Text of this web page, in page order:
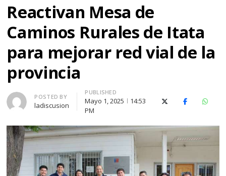
Reactivan Mesa de
Caminos Rurales de Itata
para mejorar red vial de la
provincia
Author
POSTED BY
ladiscusion
PUBLISHED
Mayo 1, 2025
14:53
PM
X (Twitter)Facebook